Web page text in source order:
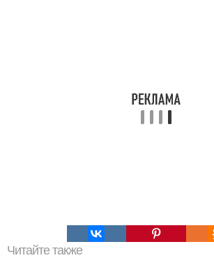
Читайте также